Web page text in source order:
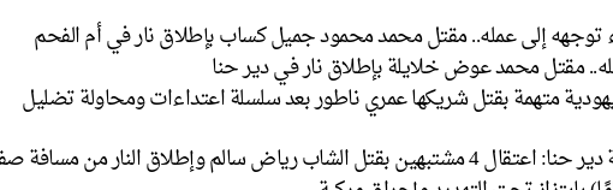
توجهه إلى عمله.. مقتل محمد محمود جميل كساب بإطلاق نار في أم الفحم
مقتل محمد عوض خلايلة بإطلاق نار في دير حنا
متهمة بقتل شريكها عمري ناطور بعد سلسلة اعتداءات ومحاولة تضليل
سالم وإطلاق النار من مسافة صفر